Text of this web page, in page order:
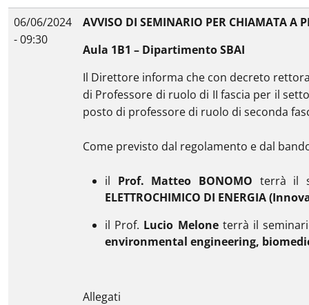
06/06/2024
- 09:30
AVVISO DI SEMINARIO PER CHIAMATA A
Aula 1B1 – Dipartimento SBAI
Il Direttore informa che con decreto
di Professore di ruolo di II fascia per il
posto di professore di ruolo di seconda
Come previsto dal regolamento e dal
il Prof. Matteo BONOMO terrà il
ELETTROCHIMICO DI ENERGIA
il Prof. Lucio Meloneterrà il
environmental engineering,
Allegati